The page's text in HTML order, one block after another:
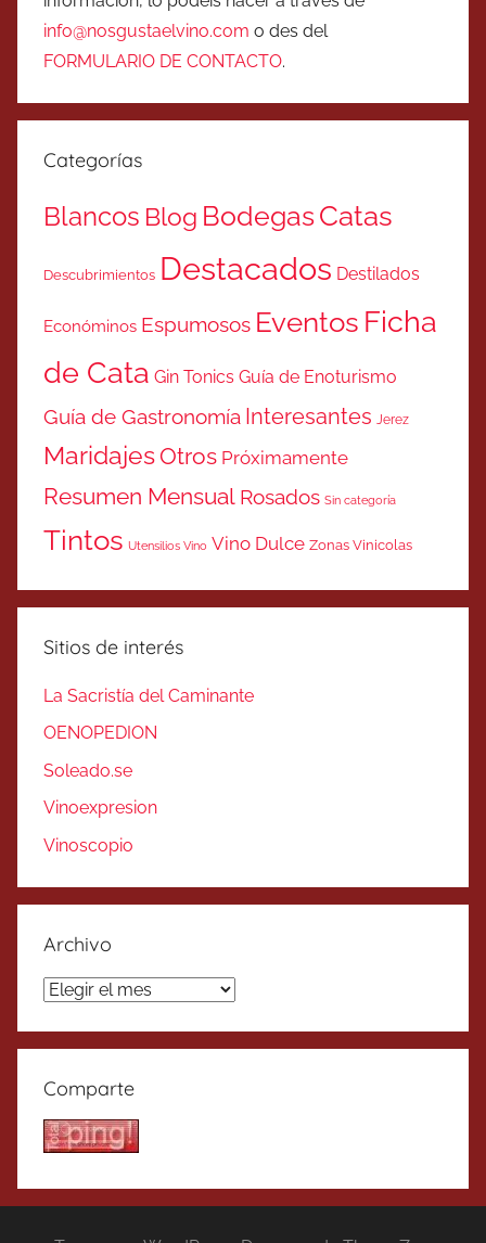
info@nosgustaelvino.com o des del
FORMULARIO DE CONTACTO.
Categorías
Blancos Blog BodegasCatas
Descubrimientos Destacados Destilados
Económinos Espumosos Eventos Ficha
de Cata Gin Tonics Guía de Enoturismo
Guía de Gastronomía Interesantes Jerez
MaridajesOtros Próximamente
Resumen Mensual Rosados Sin categoría
Tintos Utensilios Vino Vino Dulce Zonas Vinicolas
Sitios de interés
La Sacristía del Caminante
OENOPEDION
Soleado.se
Vinoexpresion
Vinoscopio
Archivo
Archivo
Comparte